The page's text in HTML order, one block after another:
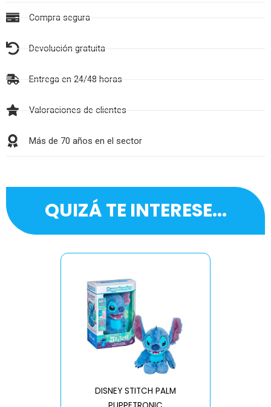
Compra segura
Devolución gratuita
Entrega en 24/48 horas
Valoraciones de clientes
Más de 70 años en el sector
QUIZÁ TE INTERESE...
DISNEY STITCH PALM